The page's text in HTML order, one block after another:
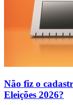
Não fiz o
Eleições 2026?